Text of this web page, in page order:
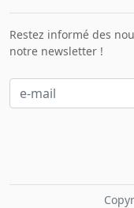
Restez informé des
notre newsletter !